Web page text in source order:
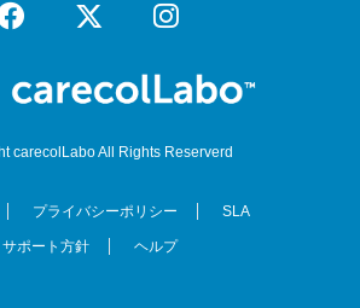
carecolLabo All Rights Reserverd
プライバシーポリシー SLA
サポート方針 ヘルプ